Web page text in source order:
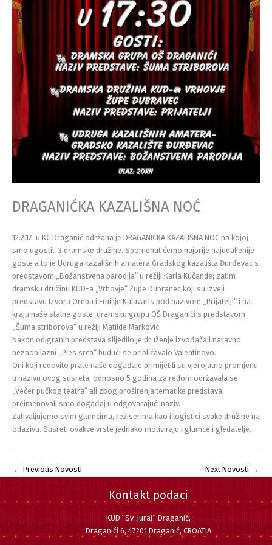
DRAGANIĆKA KAZALIŠNA NOĆ
12.2.17. u KC Draganić održana je DRAGANIĆKA KAZALIŠNA NOĆ na kojoj
smo ugostili 3 dramske družine. Spomenut ćemo najprije najudaljenije
goste a to je Udruga kazališnih amatera Gradskog kazališta Đurđevac s
predstavom „Božanstvena parodija“ u režiji Karla Kučande; zatim
dramsku družinu KUD-a „Vrhovje“ Župe Dubranec koji su izveli
predstavu Izvora Oreba i Emilije Kalavaris pod nazivom „Prijatelji“ i na
kraju naše stalne goste: dramsku grupu OŠ Draganići s predstavom
„Šuma striborova“ u režiji Matilde Marković.
Nakon odigranih predstava slijedilo je druženje izvođača i naravno
nezaobilazni „Ples srca“ budući se približavalo Valentinovo.
Oni koji redovito prate naše događaje primijetili su vjerojatno promjenu
u nazivu ovog susreta, odnosno 5 godina za redom održavala se
„Večer pučkog teatra“ ali zbog proširenja tematike predstava
preimenovali smo događaj u odgovarajući naziv.
Zahvaljujemo svim glumcima, režiserima kao i logistici svake družine na
odazivu. Susreti ovakve vrste jednako motiviraju i glumce i gledatelje.
← Previous Novosti Next Novosti →
Kontakt podaci
KUD “Sv. Juraj” Draganić,
Draganići 6, 47201 Draganić, CROATIA